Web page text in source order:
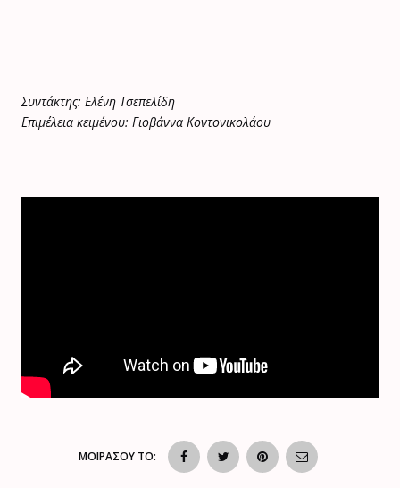
Συντάκτης: Ελένη Τσεπελίδη
Επιμέλεια κειμένου: Γιοβάννα Κοντονικολάου
ΜΟΙΡΑΣΟΥ ΤΟ: